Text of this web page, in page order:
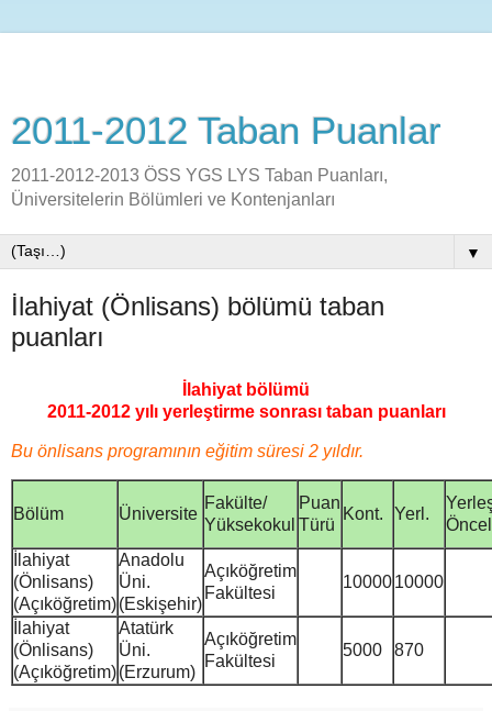
2011-2012 Taban Puanlar
2011-2012-2013 ÖSS YGS LYS Taban Puanları,
Üniversitelerin Bölümleri ve Kontenjanları
▼
İlahiyat (Önlisans) bölümü taban
puanları
İlahiyat bölümü
2011-2012 yılı yerleştirme sonrası taban puanları
Bu önlisans programının eğitim süresi 2 yıldır.
Bölüm Üniversite
Fakülte/
Yüksekokul
Puan
Türü
Kont. Yerl.
İlahiyat
(Önlisans)
(Açıköğretim)
Anadolu
Üni.
(Eskişehir)
Açıköğretim
Fakültesi
1000010000
İlahiyat
(Önlisans)
(Açıköğretim)
Atatürk
Üni.
(Erzurum)
Açıköğretim
Fakültesi
5000 870